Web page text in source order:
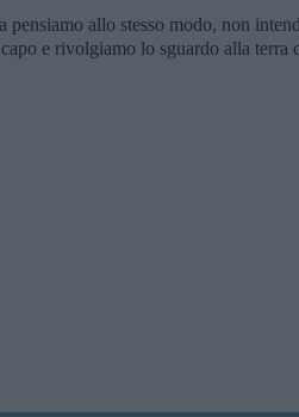
allo stesso modo, non
e rivolgiamo lo sguardo alla terra